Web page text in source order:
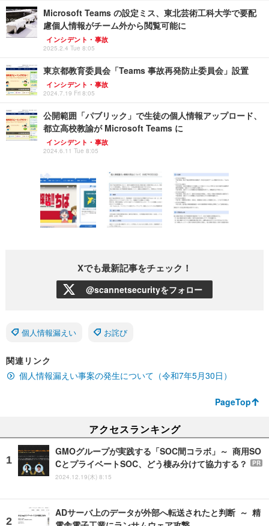
Microsoft Teams の設定ミス、東北芸術工科大学で要配
慮個人情報がチーム外から閲覧可能に
インシデント・事故
2025.2.4 Tue 8:05
東京都教育委員会「Teams 事故再発防止委員会」設置
インシデント・事故
2024.7.19 Fri 8:05
公開範囲「パブリック」で生徒の個人情報アップロード、
都立高校教諭が Microsoft Teams に
インシデント・事故
2024.6.11 Tue 8:05
Xでも最新記事をチェック！
@scannetsecurityをフォロー
個人情報漏えい お詫び
関連リンク
個人情報漏えい事案の発生について（令和7年5月30日）
PageTop
アクセスランキング
GMOグループが実践する「SOC間コラボ」～ 商用SO
CとプライベートSOC、どう棲み分けて協力する？
PR
2024.12.19(木) 8:15
ADサーバ上のデータが外部へ転送されたと判断 ～ 精